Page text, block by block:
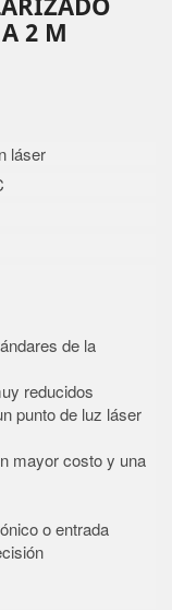
2 M
láser
de la
reducidos
punto de luz láser
mayor costo y una
o entrada